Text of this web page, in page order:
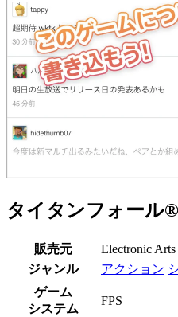
タイタンフォール
販売元
Electronic Arts
ジャンル
アクション
ゲーム
システム
FPS